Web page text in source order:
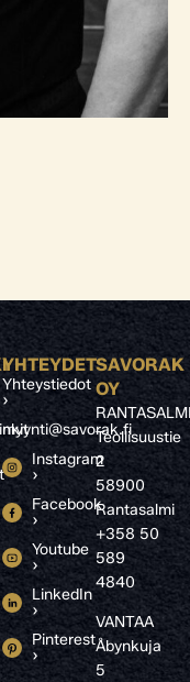
YHTEYDET
Yhteystiedot
›
myynti@savorak.fi
Instagram
›
Facebook
›
Youtube
›
LinkedIn
›
Pinterest
›
SAVORAK
OY
Teollisuustie
2
58900
Rantasalmi
+358 50
589
4840
VANTAA
Åbynkuja
5